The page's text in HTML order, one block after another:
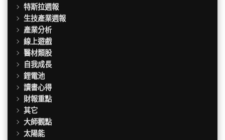
特斯拉週報
生技產業週報
產業分析
線上遊戲
醫材類股
自我成長
鋰電池
讀書心得
財報重點
其它
大師觀點
太陽能